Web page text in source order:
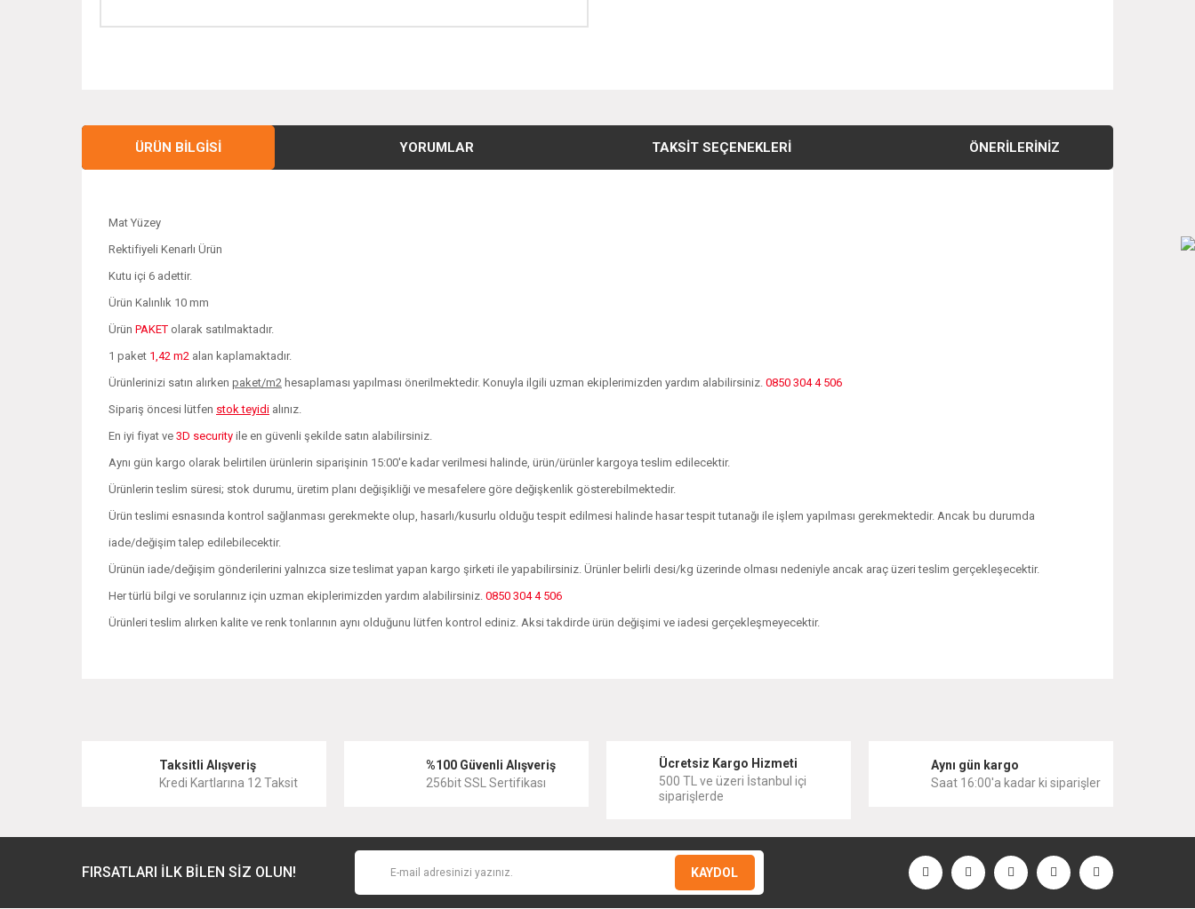
ÜRÜN BILGISI YORUMLAR TAKSIT SEÇENEKLERI ÖNERILERINIZ
Mat Yüzey
Rektifiyeli Kenarlı Ürün
Kutu içi 6 adettir.
Ürün Kalınlık 10 mm
Ürün PAKET olarak satılmaktadır.
1 paket 1,42 m2 alan kaplamaktadır.
Ürünlerinizi satın alırken paket/m2 hesaplaması yapılması önerilmektedir. Konuyla ilgili uzman ekiplerimizden yardım alabilirsiniz. 0850 304 4 506
Sipariş öncesi lütfen stok teyidi alınız.
En iyi fiyat ve 3D security ile en güvenli şekilde satın alabilirsiniz.
Aynı gün kargo olarak belirtilen ürünlerin siparişinin 15:00'e kadar verilmesi halinde, ürün/ürünler kargoya teslim edilecektir.
Ürünlerin teslim süresi; stok durumu, üretim planı değişikliği ve mesafelere göre değişkenlik gösterebilmektedir.
Ürün teslimi esnasında kontrol sağlanması gerekmekte olup, hasarlı/kusurlu olduğu tespit edilmesi halinde hasar tespit tutanağı ile işlem yapılması gerekmektedir. Ancak bu durumda
iade/değişim talep edilebilecektir.
Ürünün iade/değişim gönderilerini yalnızca size teslimat yapan kargo şirketi ile yapabilirsiniz. Ürünler belirli desi/kg üzerinde olması nedeniyle ancak araç üzeri teslim gerçekleşecektir.
Her türlü bilgi ve sorularınız için uzman ekiplerimizden yardım alabilirsiniz. 0850 304 4 506
Ürünleri teslim alırken kalite ve renk tonlarının aynı olduğunu lütfen kontrol ediniz. Aksi takdirde ürün değişimi ve iadesi gerçekleşmeyecektir.
Ürün resmi kalitesiz, bozuk veya görüntülenemiyor.
Ürün fiyatı diğer sitelerden daha pahalı.
Taksitli Alışveriş
Kredi Kartlarına 12 Taksit
%100 Güvenli Alışveriş
256bit SSL Sertifikası
Ücretsiz Kargo Hizmeti
500 TL ve üzeri İstanbul içi
siparişlerde
Aynı gün kargo
Saat 16:00'a kadar ki siparişler
FIRSATLARI İLK BİLEN SİZ OLUN! KAYDOL